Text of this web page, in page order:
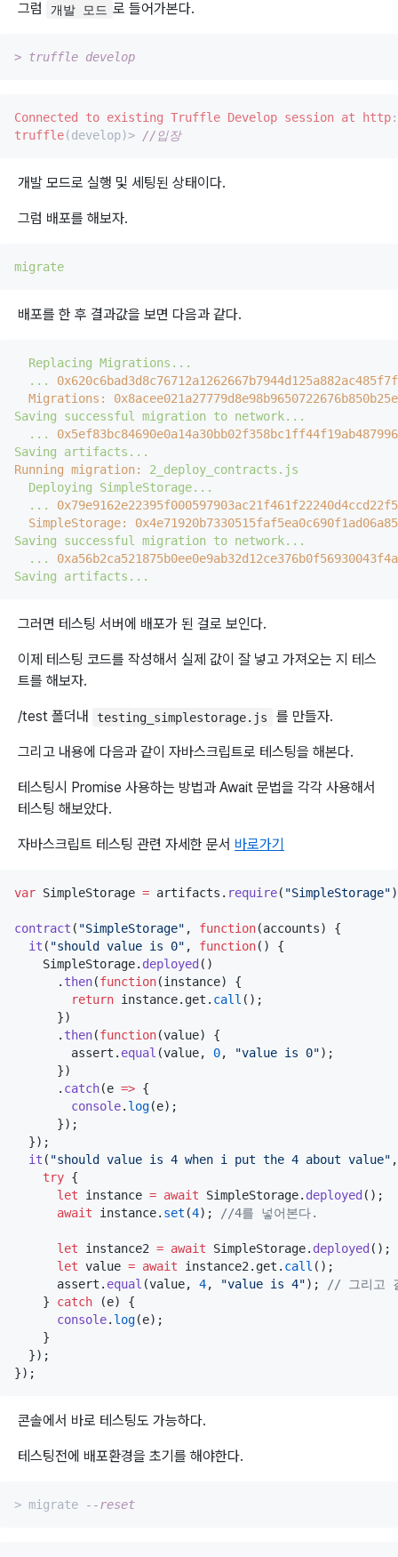
그럼 개발 모드 로 들어가본다.
> truffle develop
Connected to existing Truffle Develop session at http:
truffle(develop)> //입장
개발 모드로 실행 및 세팅된 상태이다.
그럼 배포를 해보자.
migrate
배포를 한 후 결과값을 보면 다음과 같다.
Replacing Migrations...
...
Migrations:
Saving
successful migration to network...
...
Saving
artifacts...
Running migration:
2_deploy_contracts.js
Deploying
SimpleStorage...
...
SimpleStorage:
Saving
successful migration to network...
...
Saving
artifacts...
그러면 테스팅 서버에 배포가 된 걸로 보인다.
이제 테스팅 코드를 작성해서 실제 값이 잘 넣고 가져오는 지 테스
트를 해보자.
/test 폴더내 testing_simplestorage.js 를 만들자.
그리고 내용에 다음과 같이 자바스크립트로 테스팅을 해본다.
테스팅시 Promise 사용하는 방법과 Await 문법을 각각 사용해서
테스팅 해보았다.
자바스크립트 테스팅 관련 자세한 문서 바로가기
var SimpleStorage = artifacts . require( "SimpleStorage"
contract ( "SimpleStorage" , function(accounts) {
it ( "should value is 0" , function() {
SimpleStorage. deployed ()
      .
then(function(instance) {
return instance. get . call ();
      })
      .
then(function(value) {
assert . equal (value, 0, "value is 0");
      })
      .
catch(e => {
console. log(e);
      });
  });
it ( "should value is 4 when i put the 4 about value"
try {
let instance = await SimpleStorage. deployed ();
await
instance. set (4); //4를 넣어본다.
let instance2 = await SimpleStorage. deployed ();
let value = await instance2. get . call ();
assert . equal (value, 4, "value is 4"); // 그리고
    }
catch (e) {
console. log(e);
    }
  });
});
콘솔에서 바로 테스팅도 가능하다.
테스팅전에 배포환경을 초기를 해야한다.
> migrate --reset